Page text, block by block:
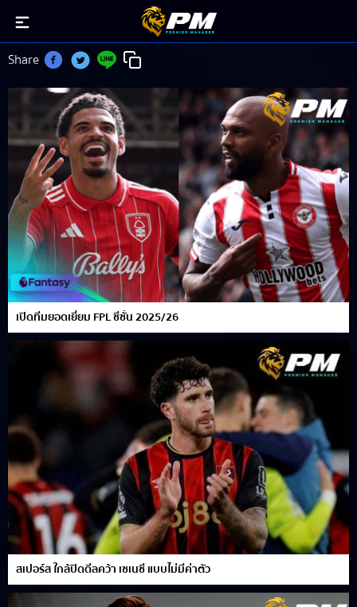
ข่าวสาร&แฟนตาซี
Share
เปิดทีมยอดเยี่ยม FPL ซีซั่น 2025/26
สเปอร์ส ใกล้ปิดดีลคว้า เซเนซี แบบไม่มีค่าตัว